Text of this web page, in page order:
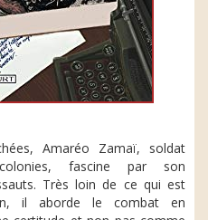
Amaréo Zamaï, soldat
fascine par son
Très loin de ce qui est
il aborde le combat en